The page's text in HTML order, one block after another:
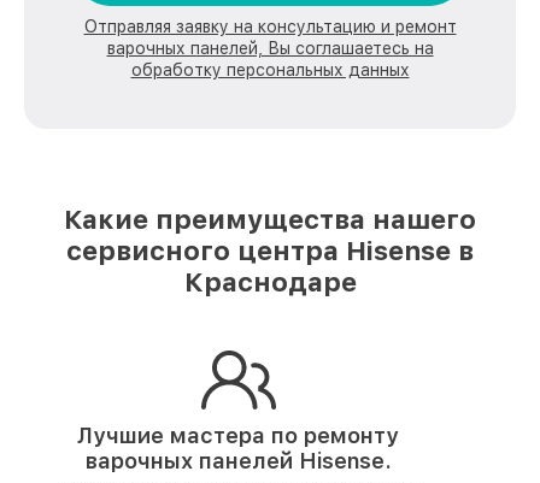
Отправляя заявку на консультацию и ремонт
варочных панелей, Вы соглашаетесь на
обработку персональных данных
Какие преимущества нашего
сервисного центра Hisense в
Краснодаре
Лучшие мастера по ремонту
варочных панелей Hisense.